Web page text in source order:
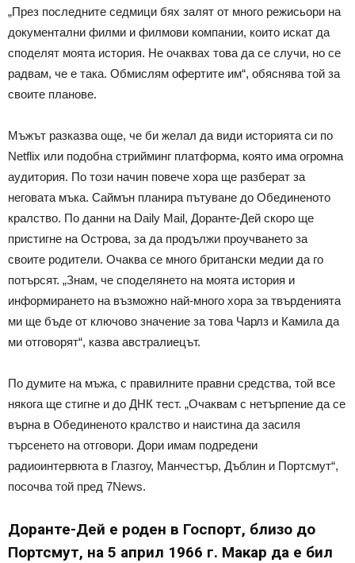
„През последните седмици бях залят от много режисьори на
документални филми и филмови компании, които искат да
споделят моята история. Не очаквах това да се случи, но се
радвам, че е така. Обмислям офертите им“, обяснява той за
своите планове.
Мъжът разказва още, че би желал да види историята си по
Netflix или подобна стрийминг платформа, която има огромна
аудитория. По този начин повече хора ще разберат за
неговата мъка. Саймън планира пътуване до Обединеното
кралство. По данни на Daily Mail, Доранте-Дей скоро ще
пристигне на Острова, за да продължи проучването за
своите родители. Очаква се много британски медии да го
потърсят. „Знам, че споделянето на моята история и
информирането на възможно най-много хора за твърденията
ми ще бъде от ключово значение за това Чарлз и Камила да
ми отговорят“, казва австралиецът.
По думите на мъжа, с правилните правни средства, той все
някога ще стигне и до ДНК тест. „Очаквам с нетърпение да се
върна в Обединеното кралство и наистина да засиля
търсенето на отговори. Дори имам подредени
радиоинтервюта в Глазгоу, Манчестър, Дъблин и Портсмут“,
посочва той пред 7News.
Доранте-Дей е роден в Госпорт, близо до
Портсмут, на 5 април 1966 г. Макар да е бил